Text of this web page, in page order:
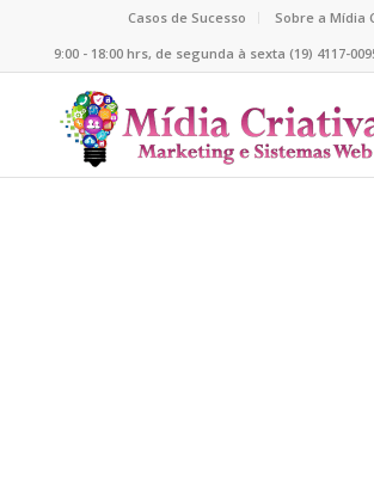
Casos de Sucesso
Sobre a Mídia
9:00 - 18:00 hrs, de segunda à sexta (19) 4117-